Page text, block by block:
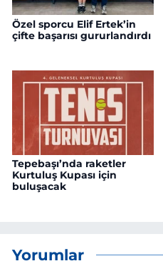
Özel sporcu Elif Ertek’in
çifte başarısı gururlandırdı
Tepebaşı’nda raketler
Kurtuluş Kupası için
buluşacak
Yorumlar